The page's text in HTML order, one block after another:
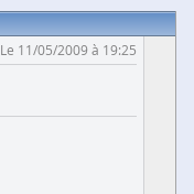
Le 11/05/2009 à 19:25